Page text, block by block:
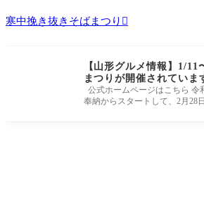
寒中挽き抜きそばまつり
【山形グルメ情報】1/
まつりが開催されていま
公式ホームページはこちら 令
奉納からスタートして、2月28